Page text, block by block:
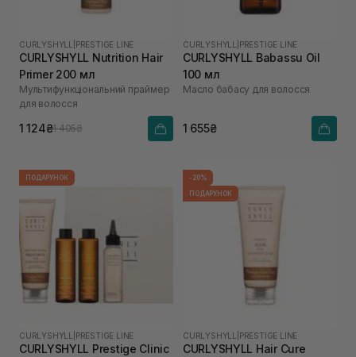
CURLYSHYLL PRESTIGE LINE
CURLYSHYLL Nutrition Hair
Primer 200 мл
Мультифункціональний праймер
для волосся
1 124₴1 405₴
CURLYSHYLL PRESTIGE LINE
CURLYSHYLL Babassu Oil
100 мл
Масло бабасу для волосся
1 655₴
ПОДАРУНОК
CURLYSHYLL PRESTIGE LINE
CURLYSHYLL Prestige Clinic
-20%
ПОДАРУНОК
CURLYSHYLL PRESTIGE LINE
CURLYSHYLL Hair Cure